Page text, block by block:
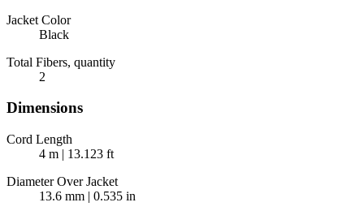
Jacket Color
Black
Total Fibers, quantity
2
Dimensions
Cord Length
4 m | 13.123 ft
Diameter Over Jacket
13.6 mm | 0.535 in